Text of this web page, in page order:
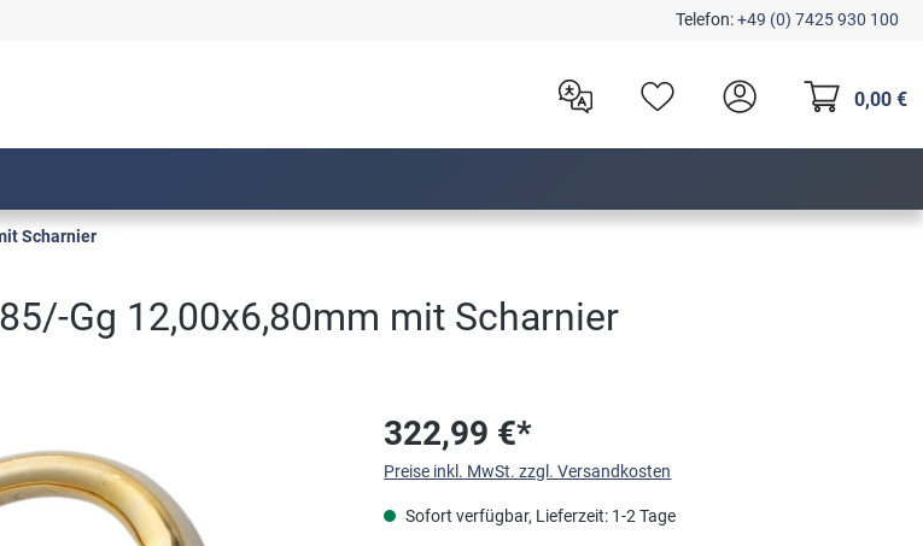
Telefon:+49 (0) 7425 930 100
0,00 €
Scharnier
Gg 12,00x6,80mm mit Scharnier
322,99 €*
Preise inkl. MwSt. zzgl. Versandkosten
Sofort verfügbar, Lieferzeit: 1-2 Tage